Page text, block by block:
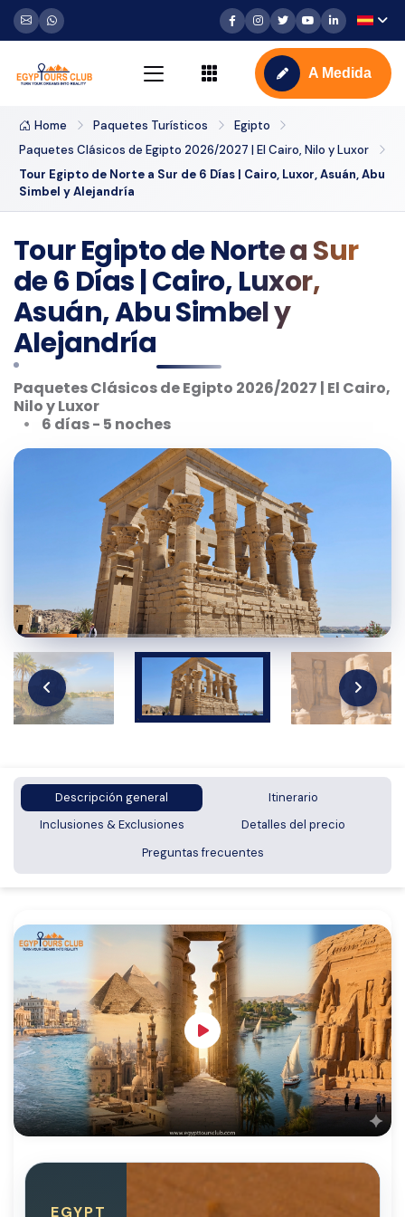
A Medida
Home Paquetes Turísticos
Egipto
Paquetes Clásicos de Egipto 2026/2027 | El Cairo, Nilo y Luxor
Tour Egipto de Norte a Sur de 6 Días | Cairo, Luxor, Asuán, Abu
Simbel y Alejandría
Tour Egipto de Norte a Sur
de 6 Días | Cairo, Luxor,
Asuán, Abu Simbel y
Alejandría
Paquetes Clásicos de Egipto 2026/2027 | El Cairo,
Nilo y Luxor
6 días - 5 noches
Descripción general
Itinerario
Inclusiones & Exclusiones
Detalles del precio
Preguntas frecuentes
EGYPT